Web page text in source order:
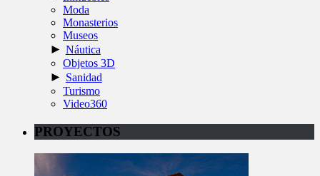
Moda
Monasterios
Museos
► Náutica
Objetos 3D
► Sanidad
Turismo
Video360
PROYECTOS